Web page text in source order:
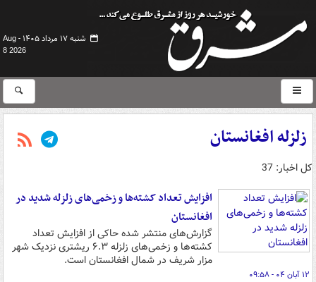
شنبه ۱۷ مرداد ۱۴۰۵ -
Aug
8 2026
زلزله افغانستان
کل اخبار: 37
افزایش تعداد کشته‌ها و زخمی‌های زلزله شدید در
افغانستان
گزارش‌های منتشر شده حاکی از افزایش تعداد
کشته‌ها و زخمی‌های زلزله ۶.۳ ریشتری نزدیک شهر
مزار شریف در شمال افغانستان است.
۱۲ آبان ۰۴ - ۰۹:۵۸